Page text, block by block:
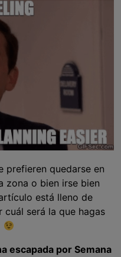
prefieren quedarse en
zona o bien irse bien
está lleno de
cuál será la que hagas
escapada por Semana